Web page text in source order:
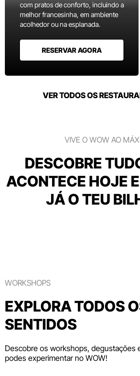
com pratos de conforto, incluindo a
melhor francesinha, em ambiente
acolhedor ou na esplanada.
RESERVAR AGORA
VER TODOS OS
VIVE O WOW AO
DESCOBRE
ACONTECE HOJE
JÁ O TEU
WORKSHOPS
EXPLORA TODOS
SENTIDOS
Descobre os workshops, degustações
podes experimentar no WOW!